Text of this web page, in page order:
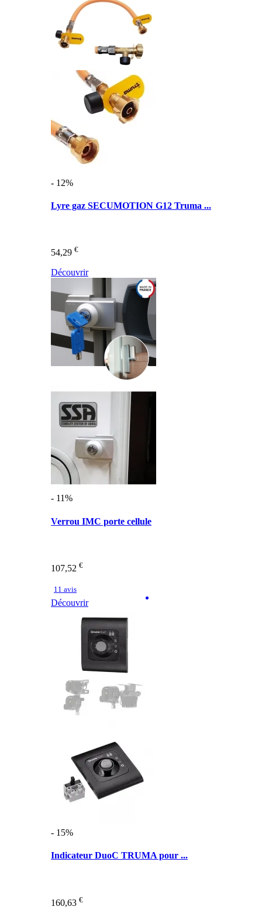
- 12%
Lyre gaz SECUMOTION G12 Truma ...
54,29 €
Découvrir
- 11%
Verrou IMC porte cellule
107,52 €
11 avis
Découvrir
- 15%
Indicateur DuoC TRUMA pour ...
160,63 €